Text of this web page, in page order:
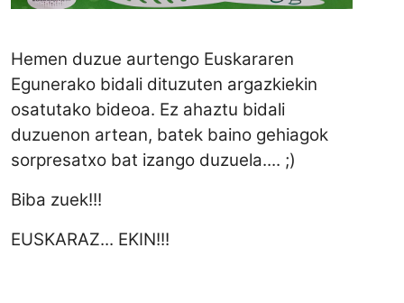
Hemen duzue aurtengo Euskararen
Egunerako bidali dituzuten argazkiekin
osatutako bideoa. Ez ahaztu bidali
duzuenon artean, batek baino gehiagok
sorpresatxo bat izango duzuela.... ;)
Biba zuek!!!
EUSKARAZ... EKIN!!!